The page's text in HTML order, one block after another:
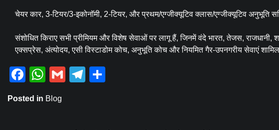
चेयर कार, 3-टियर/3-इकोनॉमी, 2-टियर, और प्रथम/एग्जीक्यूटिव क्लास/एग्जीक्यूटिव अनुभूति
संशोधित किराए सभी प्रीमियम और विशेष सेवाओं पर लागू हैं, जिनमें वंदे भारत, तेजस, राजधानी,
एक्सप्रेस, अंत्योदय, एसी विस्टाडोम कोच, अनुभूति कोच और नियमित गैर-उपनगरीय सेवाएं
Facebook
WhatsApp
GmailTelegram
Posted in Blog